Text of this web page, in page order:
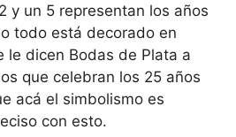
y un 5 representan los años
todo está decorado en
le dicen Bodas de Plata a
que celebran los 25 años
acá el simbolismo es
con esto.